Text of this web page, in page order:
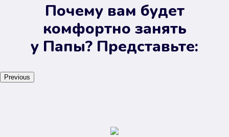
Почему вам будет
комфортно занять
у Папы? Представьте:
Previous